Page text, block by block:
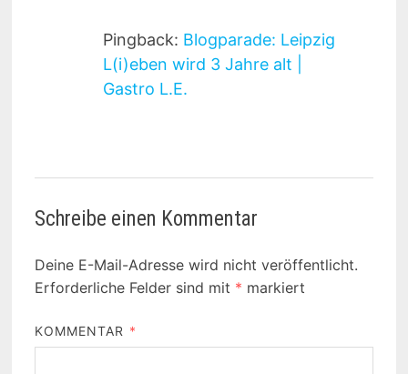
Pingback: Blogparade: Leipzig
L(i)eben wird 3 Jahre alt |
Gastro L.E.
Schreibe einen Kommentar
Deine E-Mail-Adresse wird nicht veröffentlicht.
Erforderliche Felder sind mit * markiert
KOMMENTAR *